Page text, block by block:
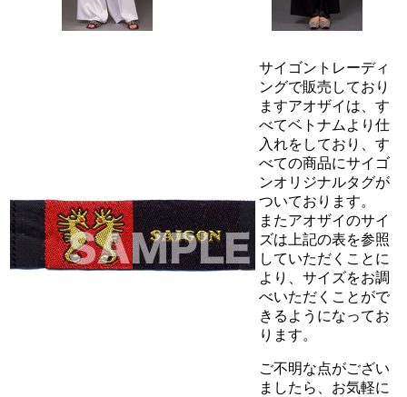
サイゴントレーディ
ングで販売しており
ますアオザイは、す
べてベトナムより仕
入れをしており、す
べての商品にサイゴ
ンオリジナルタグが
ついております。
またアオザイのサイ
ズは上記の表を参照
していただくことに
より、サイズをお調
べいただくことがで
きるようになってお
ります。
ご不明な点がござい
ましたら、お気軽に